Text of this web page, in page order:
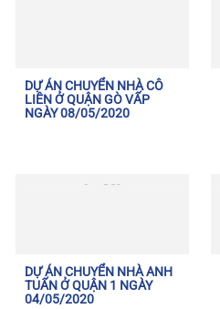
DỰ ÁN CHUYỂN NHÀ CÔ
LIÊN Ở QUẬN GÒ VẤP
NGÀY 08/05/2020
DỰ ÁN CHUYỂN NHÀ ANH
TUẤN Ở QUẬN 1 NGÀY
04/05/2020